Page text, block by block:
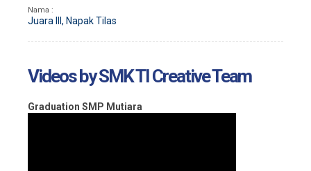
Nama :
Juara III, Napak Tilas
Videos by SMK TI Creative Team
Graduation SMP Mutiara